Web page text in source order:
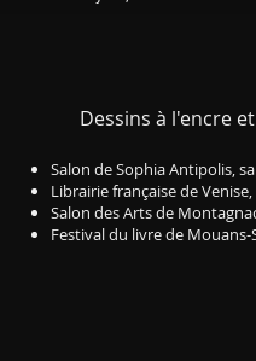
Dessins à l'encre
Salon de Sophia Antipolis,
Librairie française de
Salon des Arts de
Festival du livre de